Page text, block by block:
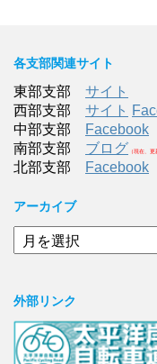
各支部関連サイト
東部支部 サイト
西部支部 サイト
中部支部
Facebook
南部支部 ブログ （現在、更
北部支部
Facebook
アーカイブ
ア
ー
ブ
外部リンク